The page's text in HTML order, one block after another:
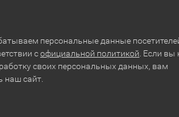
персональные данные
софициальной политикой . Если вы
своих персональных данных, вам
наш сайт.